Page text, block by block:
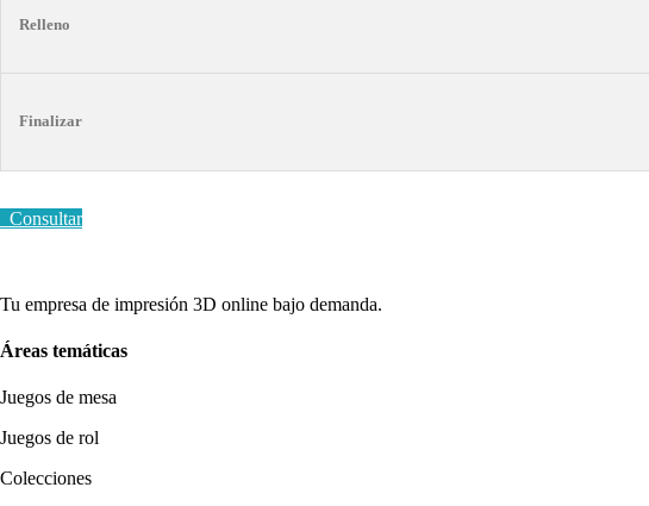
Relleno
Finalizar
Consultar
Tu empresa de impresión 3D online bajo demanda.
Áreas temáticas
Juegos de mesa
Juegos de rol
Colecciones